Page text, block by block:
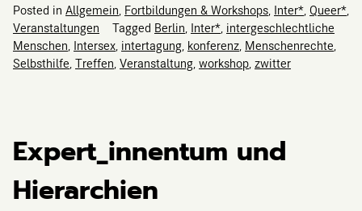
Posted in Allgemein Fortbildungen & Workshops Inter* Queer*
Veranstaltungen
Tagged Berlin Inter* intergeschlechtliche
Menschen Intersex intertagung konferenz Menschenrechte
Selbsthilfe Treffen Veranstaltung workshop zwitter
Expert_innentum und
Hierarchien